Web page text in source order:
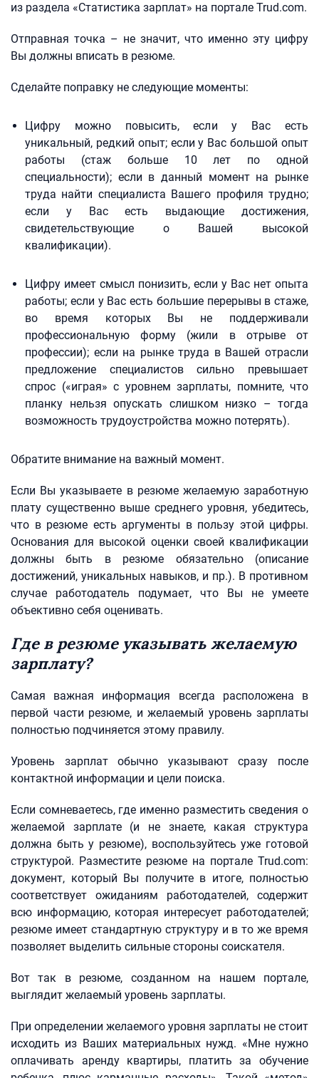
из раздела «Статистика зарплат» на портале Trud.com.
Отправная точка – не значит, что именно эту цифру
Вы должны вписать в резюме.
Сделайте поправку не следующие моменты:
Цифру можно повысить, если у Вас есть
уникальный, редкий опыт; если у Вас большой опыт
работы (стаж больше 10 лет по одной
специальности); если в данный момент на рынке
труда найти специалиста Вашего профиля трудно;
если у Вас есть выдающие достижения,
свидетельствующие о Вашей высокой
квалификации).
Цифру имеет смысл понизить, если у Вас нет опыта
работы; если у Вас есть большие перерывы в стаже,
во время которых Вы не поддерживали
профессиональную форму (жили в отрыве от
профессии); если на рынке труда в Вашей отрасли
предложение специалистов сильно превышает
спрос («играя» с уровнем зарплаты, помните, что
планку нельзя опускать слишком низко – тогда
возможность трудоустройства можно потерять).
Обратите внимание на важный момент.
Если Вы указываете в резюме желаемую заработную
плату существенно выше среднего уровня, убедитесь,
что в резюме есть аргументы в пользу этой цифры.
Основания для высокой оценки своей квалификации
должны быть в резюме обязательно (описание
достижений, уникальных навыков, и пр.). В противном
случае работодатель подумает, что Вы не умеете
объективно себя оценивать.
Где в резюме указывать желаемую
зарплату?
Самая важная информация всегда расположена в
первой части резюме, и желаемый уровень зарплаты
полностью подчиняется этому правилу.
Уровень зарплат обычно указывают сразу после
контактной информации и цели поиска.
Если сомневаетесь, где именно разместить сведения о
желаемой зарплате (и не знаете, какая структура
должна быть у резюме), воспользуйтесь уже готовой
структурой. Разместите резюме на портале Trud.com:
документ, который Вы получите в итоге, полностью
соответствует ожиданиям работодателей, содержит
всю информацию, которая интересует работодателей;
резюме имеет стандартную структуру и в то же время
позволяет выделить сильные стороны соискателя.
Вот так в резюме, созданном на нашем портале,
выглядит желаемый уровень зарплаты.
При определении желаемого уровня зарплаты не стоит
исходить из Ваших материальных нужд. «Мне нужно
оплачивать аренду квартиры, платить за обучение